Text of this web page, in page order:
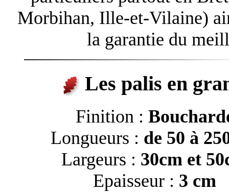
Morbihan, Ille-et-Vilaine)
la garantie du
Les palis en
Finition :
Longueurs : de 50 à
Largeurs : 30cm et
Epaisseur : 3 cm